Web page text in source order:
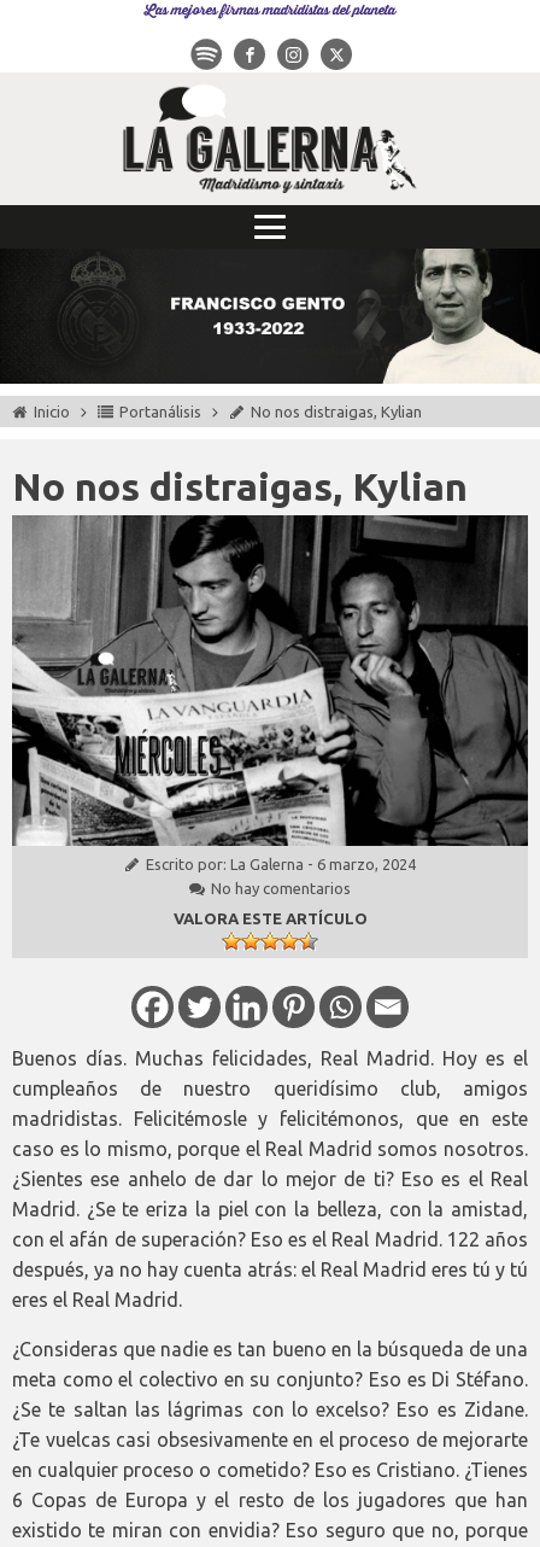
Las mejores firmas madridistas del planeta
Inicio Portanálisis No nos distraigas, Kylian
No nos distraigas, Kylian
Escrito por: La Galerna - 6 marzo, 2024
No hay comentarios
VALORA ESTE ARTÍCULO
Buenos días. Muchas felicidades, Real Madrid. Hoy es el
cumpleaños de nuestro queridísimo club, amigos
madridistas. Felicitémosle y felicitémonos, que en este
caso es lo mismo, porque el Real Madrid somos nosotros.
¿Sientes ese anhelo de dar lo mejor de ti? Eso es el Real
Madrid. ¿Se te eriza la piel con la belleza, con la amistad,
con el afán de superación? Eso es el Real Madrid. 122 años
después, ya no hay cuenta atrás: el Real Madrid eres tú y tú
eres el Real Madrid.
¿Consideras que nadie es tan bueno en la búsqueda de una
meta como el colectivo en su conjunto? Eso es Di Stéfano.
¿Se te saltan las lágrimas con lo excelso? Eso es Zidane.
¿Te vuelcas casi obsesivamente en el proceso de mejorarte
en cualquier proceso o cometido? Eso es Cristiano. ¿Tienes
6 Copas de Europa y el resto de los jugadores que han
existido te miran con envidia? Eso seguro que no, porque